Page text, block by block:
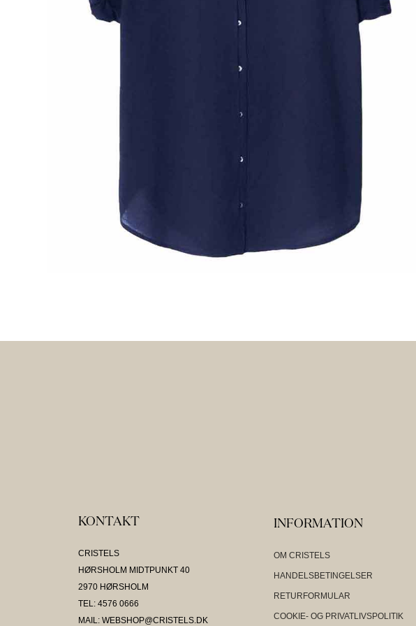
KONTAKT
CRISTELS
HØRSHOLM MIDTPUNKT 40
2970 HØRSHOLM
TEL: 4576 0666
MAIL: WEBSHOP@CRISTELS.DK
INFORMATION
OM CRISTELS
HANDELSBETINGELSER
RETURFORMULAR
COOKIE- OG PRIVATLIVSPOLITIK